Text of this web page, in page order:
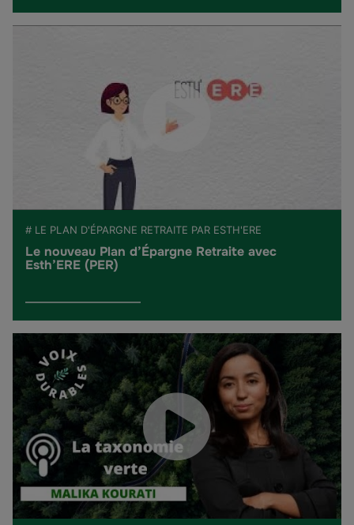
# LE PLAN D'ÉPARGNE RETRAITE PAR ESTH'ERE
Le nouveau Plan d’Épargne Retraite avec
Esth’ERE (PER)